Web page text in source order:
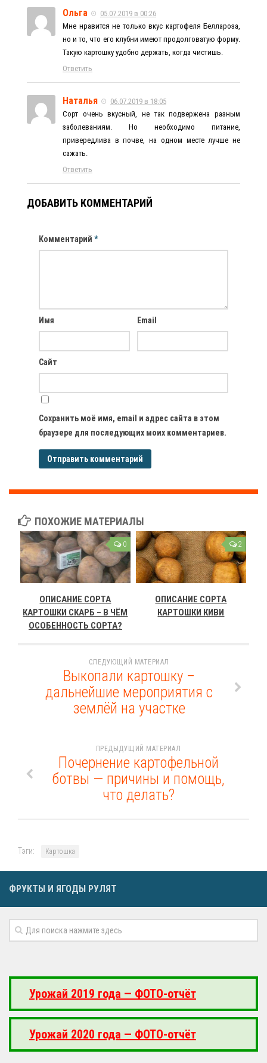
Ольга
05.07.2019 в 00:26
Мне нравится не только вкус картофеля Беллароза,
но и то, что его клубни имеют продолговатую форму.
Такую картошку удобно держать, когда чистишь.
Ответить
Наталья
06.07.2019 в 18:05
Сорт очень вкусный, не так подвержена разным
заболеваниям. Но необходимо питание,
привередлива в почве, на одном месте лучше не
сажать.
Ответить
ДОБАВИТЬ КОММЕНТАРИЙ
Комментарий *
Имя Email
Сайт
Сохранить моё имя, email и адрес сайта в этом
браузере для последующих моих комментариев.
ПОХОЖИЕ МАТЕРИАЛЫ
0
ОПИСАНИЕ СОРТА
КАРТОШКИ СКАРБ – В ЧЁМ
ОСОБЕННОСТЬ СОРТА?
2
ОПИСАНИЕ СОРТА
КАРТОШКИ КИВИ
СЛЕДУЮЩИЙ МАТЕРИАЛ
Выкопали картошку –
дальнейшие мероприятия с
землёй на участке
ПРЕДЫДУЩИЙ МАТЕРИАЛ
Почернение картофельной
ботвы — причины и помощь,
что делать?
Тэги: Картошка
ФРУКТЫ И ЯГОДЫ РУЛЯТ
Урожай 2019 года — ФОТО-отчёт
Урожай 2020 года — ФОТО-отчёт